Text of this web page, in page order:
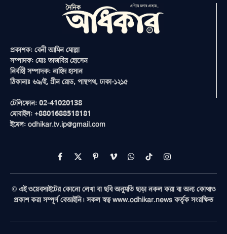
প্রকাশক: বেনী আমিন মোল্লা
সম্পাদক: মোঃ তাজবির হোসেন
নির্বাহী সম্পাদক: নাহিদ হাসান
ঠিকানাঃ ৬৯/ই, গ্রীন রোড, পান্থপথ, ঢাকা-১২১৫
টেলিফোন: 02-41020138
মোবাইল: +8801688518181
ইমেল: odhikar.tv.ip@gmail.com
Facebook
X
(Twitter)
PinterestVimeoWhatsAppTikTokInstagram
© এই ওয়েবসাইটের কোনো লেখা বা ছবি অনুমতি ছাড়া নকল করা বা অন্য কোথাও
প্রকাশ করা সম্পূর্ণ বেআইনি। সকল স্বত্ব www.odhikar.news কর্তৃক সংরক্ষিত